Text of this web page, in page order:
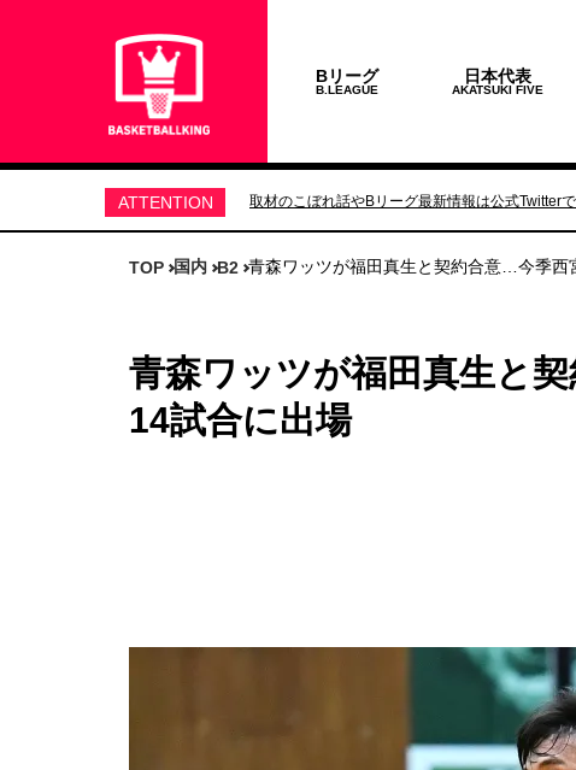
Bリーグ
B.LEAGUE
日本代表
AKATSUKI FIVE
ATTENTION 取材のこぼれ話やBリーグ最新情報は公式Twitterで
TOP 国内 B2 青森ワッツが福田真生と契約合意…今季西
青森ワッツが福田真生と
14試合に出場